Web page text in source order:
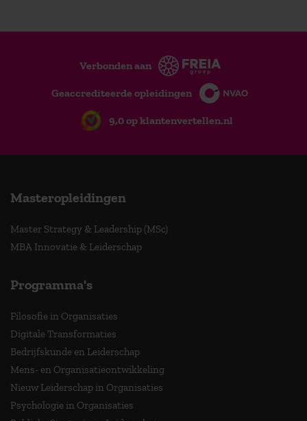
Verbonden aan
Geaccrediteerde opleidingen
9,0 op klantenvertellen.nl
Masteropleidingen
Master Strategy & Leadership (MSc)
MBA Innovatie & Leiderschap
Programma's
Filosofie in Organisaties
Digitale Transformaties
Bedrijfskunde en Leiderschap
Mens- en Organisatieontwikkeling
Nieuw Leiderschap in Organisaties
Psychologie in Organisaties